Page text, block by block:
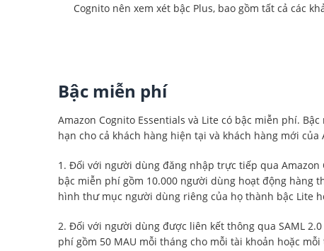
Cognito nên xem xét bậc Plus, bao gồm tất cả các
Bậc miễn phí
Amazon Cognito Essentials và Lite có bậc miễn phí.
hạn cho cả khách hàng hiện tại và khách hàng mới của
1. Đối với người dùng đăng nhập trực tiếp qua
bậc miễn phí gồm 10.000 người dùng hoạt động hàng
hình thư mục người dùng riêng của họ thành bậc Lite
2. Đối với người dùng được liên kết thông qua SAML
phí gồm 50 MAU mỗi tháng cho mỗi tài khoản hoặc